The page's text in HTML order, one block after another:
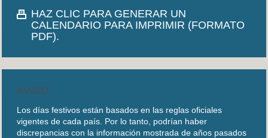
HAZ CLIC PARA GENERAR UN
CALENDARIO PARA IMPRIMIR (FORMATO
PDF).
AVISO
Los días festivos están basados en las reglas oficiales
vigentes de cada país. Por lo tanto, podrían haber
discrepancias con la información mostrada de años pasados